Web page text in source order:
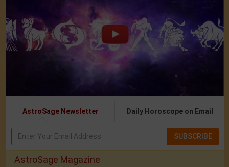
AstroSage Newsletter Daily Horoscope on Email
SUBSCRIBE
AstroSage Magazine